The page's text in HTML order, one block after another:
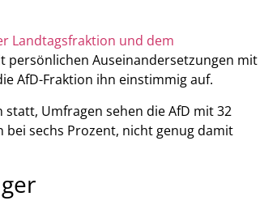
Landtagsfraktion und dem
persönlichen Auseinandersetzungen mit
AfD-Fraktion ihn einstimmig auf.
Umfragen sehen die AfD mit 32
bei sechs Prozent, nicht genug damit